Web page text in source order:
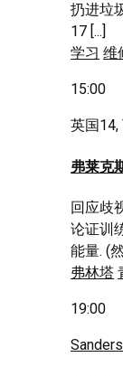
扔进垃
17 [...]
学习 维
15:00
英国14,
弗莱克
回应歧
论证训
能量. (
弗林塔
19:00